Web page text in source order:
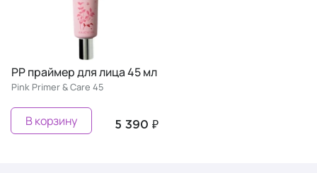
PP праймер для лица 45 мл
Pink Primer & Care 45
5 390 ₽
В корзину